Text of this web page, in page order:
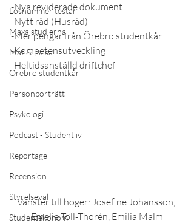
Lösnummer testar
Maxa studierna
Mat & hälsa
Örebro studentkår
Personporträtt
Psykologi
Podcast - Studentliv
Reportage
Recension
Styrelseval
Studentekonomi
-Nya reviderade dokument
-Nytt råd (Husråd)
-Mer pengar från Örebro studentkår
-Kompetensutveckling
-Heltidsanställd driftchef
Vänster till höger: Josefine Johansson,
Emelie Toll-Thorén, Emilia Malm